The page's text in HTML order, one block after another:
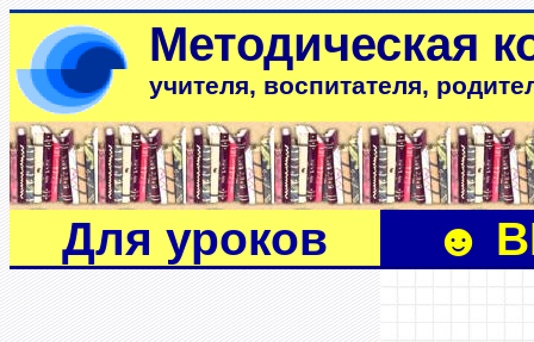
Методическая
учителя, воспитателя,
Для уроков ☻